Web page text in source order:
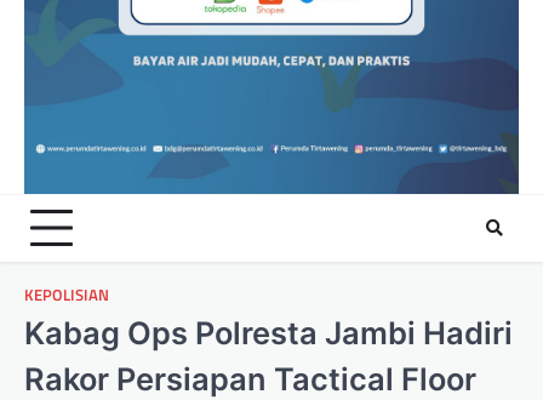
KEPOLISIAN
Kabag Ops Polresta Jambi Hadiri
Rakor Persiapan Tactical Floor